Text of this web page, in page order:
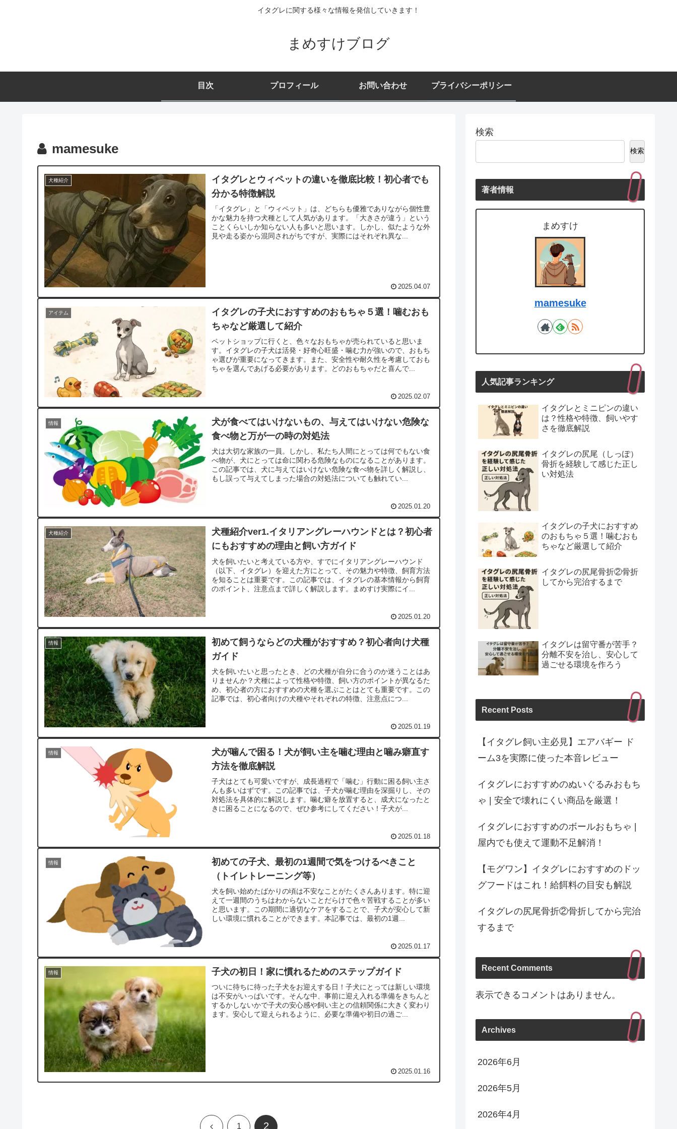
イタグレに関する様々な情報を発信していきます！
まめすけブログ
目次 プロフィール お問い合わせ プライバシーポリシー
mamesuke
犬種紹介
イタグレとウィペットの違いを徹底比較！初心者でも
分かる特徴解説
「イタグレ」と「ウィペット」は、どちらも優雅でありながら個性豊
かな魅力を持つ犬種として人気があります。「大きさが違う」という
ことくらいしか知らない人も多いと思います。しかし、似たような外
見や走る姿から混同されがちですが、実際にはそれぞれ異な...
2025.04.07
アイテム
イタグレの子犬におすすめのおもちゃ５選！噛むおも
ちゃなど厳選して紹介
ペットショップに行くと、色々なおもちゃが売られていると思いま
す。イタグレの子犬は活発・好奇心旺盛・噛む力が強いので、おもち
ゃ選びが重要になってきます。また、安全性や耐久性を考慮しておも
ちゃを選んであげる必要があります。どのおもちゃだと喜んで...
2025.02.07
情報
犬が食べてはいけないもの、与えてはいけない危険な
食べ物と万が一の時の対処法
犬は大切な家族の一員。しかし、私たち人間にとっては何でもない食
べ物が、犬にとっては命に関わる危険なものになることがあります。
この記事では、犬に与えてはいけない危険な食べ物を詳しく解説し、
もし誤って与えてしまった場合の対処法についても触れてい...
2025.01.20
犬種紹介
犬種紹介ver1.イタリアングレーハウンドとは？初心者
にもおすすめの理由と飼い方ガイド
犬を飼いたいと考えている方や、すでにイタリアングレーハウンド
（以下、イタグレ）を迎えた方にとって、その魅力や特徴、飼育方法
を知ることは重要です。この記事では、イタグレの基本情報から飼育
のポイント、注意点まで詳しく解説します。まめすけ実際にイ...
2025.01.20
情報
初めて飼うならどの犬種がおすすめ？初心者向け犬種
ガイド
犬を飼いたいと思ったとき、どの犬種が自分に合うのか迷うことはあ
りませんか？犬種によって性格や特徴、飼い方のポイントが異なるた
め、初心者の方におすすめの犬種を選ぶことはとても重要です。この
記事では、初心者向けの犬種やそれぞれの特徴、注意点につ...
2025.01.19
情報
犬が噛んで困る！犬が飼い主を噛む理由と噛み癖直す
方法を徹底解説
子犬はとても可愛いですが、成長過程で「噛む」行動に困る飼い主さ
んも多いはずです。この記事では、子犬が噛む理由を深掘りし、その
対処法を具体的に解説します。噛む癖を放置すると、成犬になったと
きに困ることになるので、ぜひ参考にしてください！子犬が...
2025.01.18
情報
初めての子犬、最初の1週間で気をつけるべきこと
（トイレトレーニング等）
犬を飼い始めたばかりの頃は不安なことがたくさんあります。特に迎
えて一週間のうちはわからないことだらけで色々苦戦することが多い
と思います。この期間に適切なケアをすることで、子犬が安心して新
しい環境に慣れることができます。本記事では、最初の1週...
2025.01.17
情報 子犬の初日！家に慣れるためのステップガイド
ついに待ちに待った子犬をお迎えする日！子犬にとっては新しい環境
は不安がいっぱいです。そんな中、事前に迎え入れる準備をきちんと
するかしないかで子犬の安心感や飼い主との信頼関係に大きく変わり
ます。安心して迎えられるように、必要な準備や初日の過ご...
2025.01.16
前 1 2
検索
検索
著者情報
まめすけ
mamesuke
人気記事ランキング
イタグレとミニピンの違い
は？性格や特徴、飼いやす
さを徹底解説
イタグレの尻尾（しっぽ）
骨折を経験して感じた正し
い対処法
イタグレの子犬におすすめ
のおもちゃ５選！噛むおも
ちゃなど厳選して紹介
イタグレの尻尾骨折②骨折
してから完治するまで
イタグレは留守番が苦手？
分離不安を治し、安心して
過ごせる環境を作ろう
Recent Posts
【イタグレ飼い主必見】エアバギー ド
ーム3を実際に使った本音レビュー
イタグレにおすすめのぬいぐるみおもち
ゃ | 安全で壊れにくい商品を厳選！
イタグレにおすすめのボールおもちゃ |
屋内でも使えて運動不足解消！
【モグワン】イタグレにおすすめのドッ
グフードはこれ！給餌料の目安も解説
イタグレの尻尾骨折②骨折してから完治
するまで
Recent Comments
表示できるコメントはありません。
Archives
2026年6月
2026年5月
2026年4月